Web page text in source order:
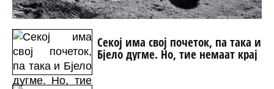
Секој има свој почеток, па така и
Бјело дугме. Но, тие немаат крај